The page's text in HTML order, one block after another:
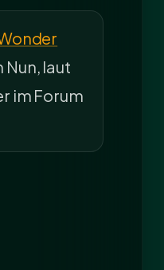
Nun, laut
im Forum